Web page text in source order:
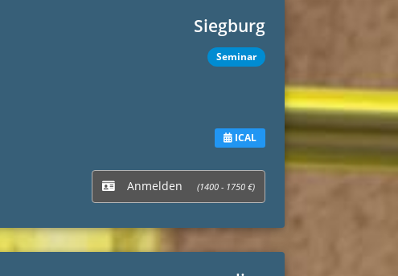
Siegburg
Seminar
ICAL
Anmelden (1400 - 1750 €)